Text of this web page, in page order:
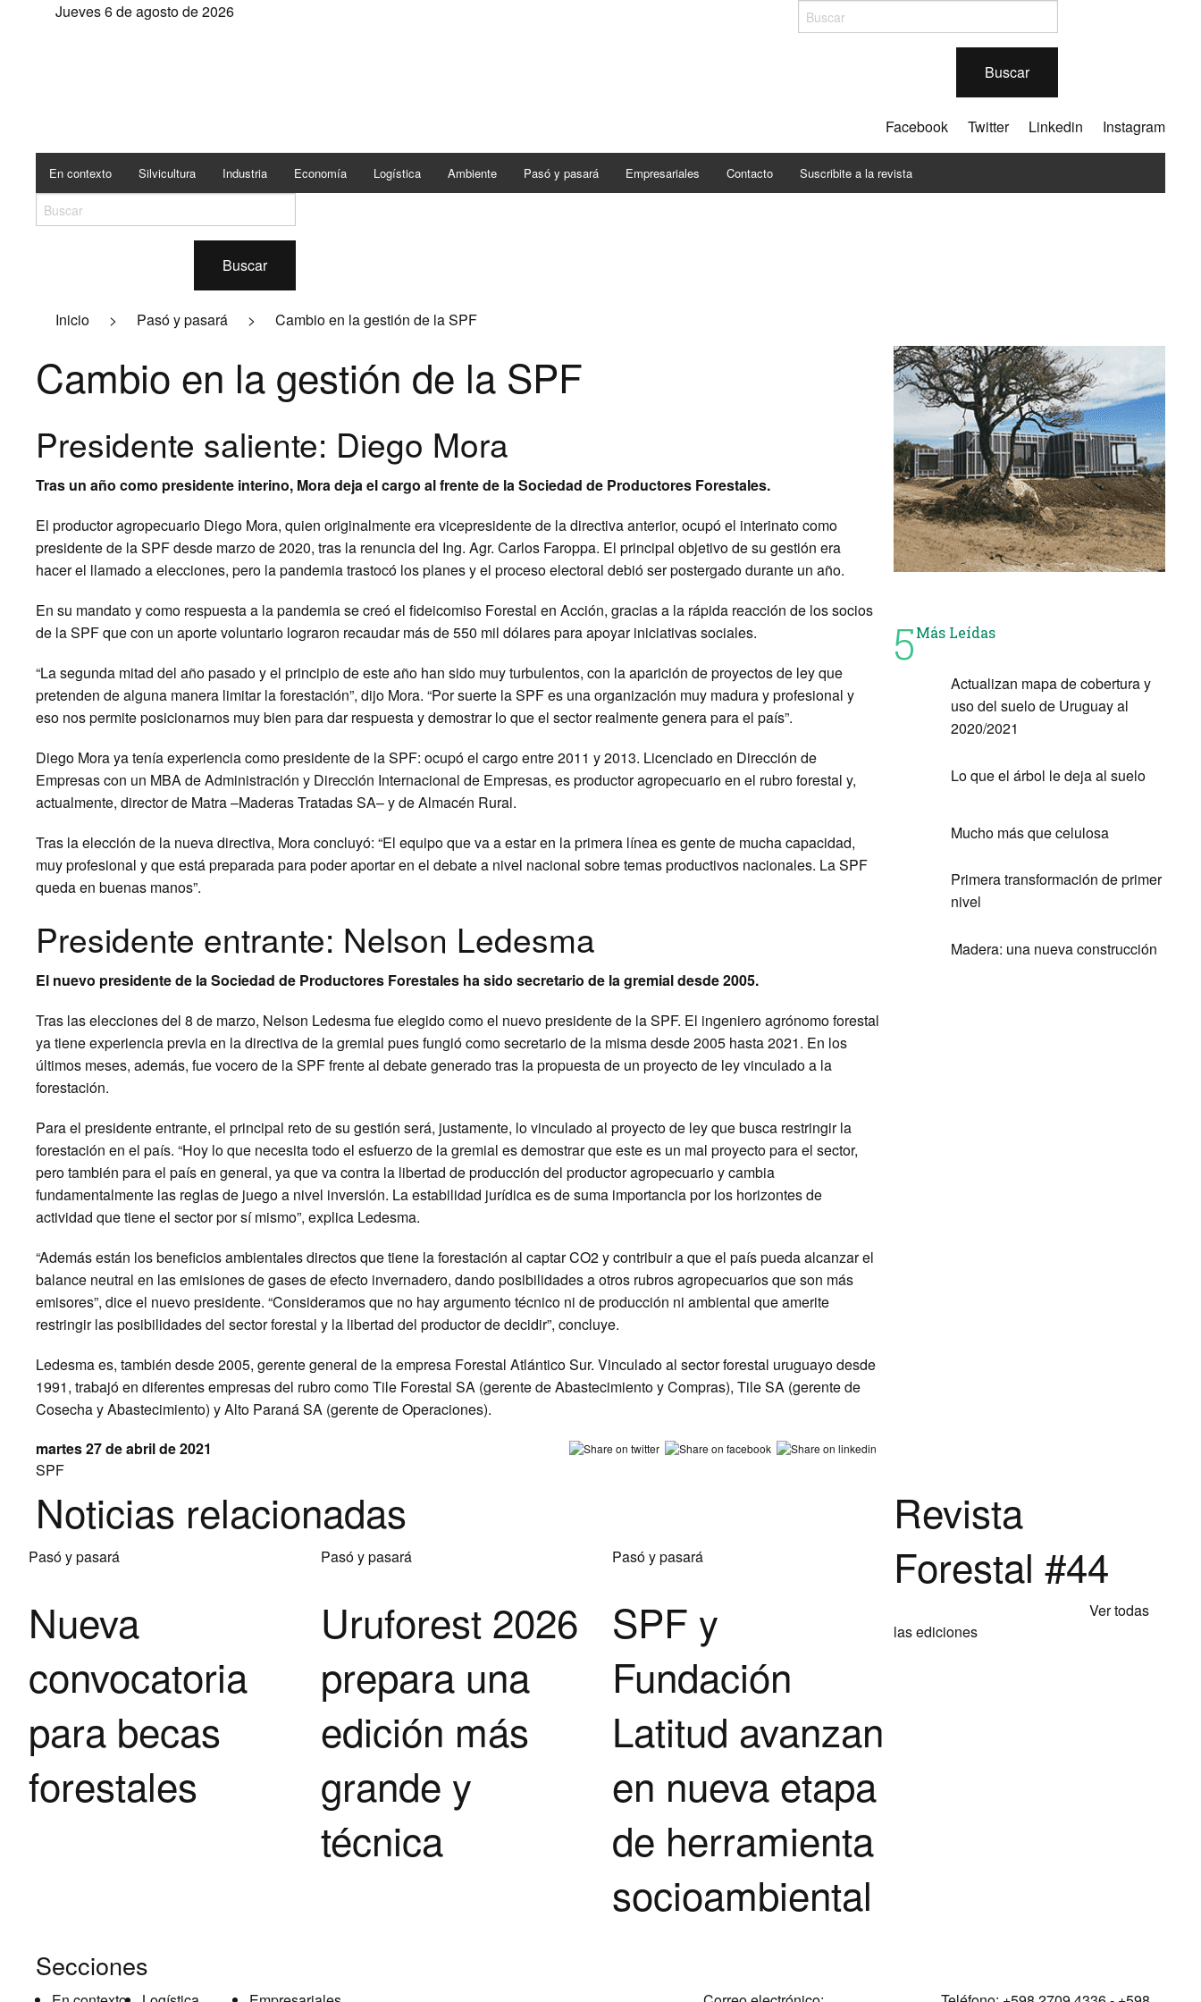
Jueves 6 de agosto de 2026
Buscar
Facebook Twitter Linkedin Instagram
En contexto Silvicultura Industria Economía Logística Ambiente Pasó y pasará Empresariales Contacto Suscribite a la revista
Buscar
Inicio > Pasó y pasará > Cambio en la gestión de la SPF
Cambio en la gestión de la SPF
Presidente saliente: Diego Mora
Tras un año como presidente interino, Mora deja el cargo al frente de la Sociedad de Productores Forestales.
El productor agropecuario Diego Mora, quien originalmente era vicepresidente de la directiva anterior, ocupó el interinato como
presidente de la SPF desde marzo de 2020, tras la renuncia del Ing. Agr. Carlos Faroppa. El principal objetivo de su gestión era
hacer el llamado a elecciones, pero la pandemia trastocó los planes y el proceso electoral debió ser postergado durante un año.
En su mandato y como respuesta a la pandemia se creó el fideicomiso Forestal en Acción, gracias a la rápida reacción de los socios
de la SPF que con un aporte voluntario lograron recaudar más de 550 mil dólares para apoyar iniciativas sociales.
“La segunda mitad del año pasado y el principio de este año han sido muy turbulentos, con la aparición de proyectos de ley que
pretenden de alguna manera limitar la forestación”, dijo Mora. “Por suerte la SPF es una organización muy madura y profesional y
eso nos permite posicionarnos muy bien para dar respuesta y demostrar lo que el sector realmente genera para el país”.
Diego Mora ya tenía experiencia como presidente de la SPF: ocupó el cargo entre 2011 y 2013. Licenciado en Dirección de
Empresas con un MBA de Administración y Dirección Internacional de Empresas, es productor agropecuario en el rubro forestal y,
actualmente, director de Matra –Maderas Tratadas SA– y de Almacén Rural.
Tras la elección de la nueva directiva, Mora concluyó: “El equipo que va a estar en la primera línea es gente de mucha capacidad,
muy profesional y que está preparada para poder aportar en el debate a nivel nacional sobre temas productivos nacionales. La SPF
queda en buenas manos”.
Presidente entrante: Nelson Ledesma
El nuevo presidente de la Sociedad de Productores Forestales ha sido secretario de la gremial desde 2005.
Tras las elecciones del 8 de marzo, Nelson Ledesma fue elegido como el nuevo presidente de la SPF. El ingeniero agrónomo forestal
ya tiene experiencia previa en la directiva de la gremial pues fungió como secretario de la misma desde 2005 hasta 2021. En los
últimos meses, además, fue vocero de la SPF frente al debate generado tras la propuesta de un proyecto de ley vinculado a la
forestación.
Para el presidente entrante, el principal reto de su gestión será, justamente, lo vinculado al proyecto de ley que busca restringir la
forestación en el país. “Hoy lo que necesita todo el esfuerzo de la gremial es demostrar que este es un mal proyecto para el sector,
pero también para el país en general, ya que va contra la libertad de producción del productor agropecuario y cambia
fundamentalmente las reglas de juego a nivel inversión. La estabilidad jurídica es de suma importancia por los horizontes de
actividad que tiene el sector por sí mismo”, explica Ledesma.
“Además están los beneficios ambientales directos que tiene la forestación al captar CO2 y contribuir a que el país pueda alcanzar el
balance neutral en las emisiones de gases de efecto invernadero, dando posibilidades a otros rubros agropecuarios que son más
emisores”, dice el nuevo presidente. “Consideramos que no hay argumento técnico ni de producción ni ambiental que amerite
restringir las posibilidades del sector forestal y la libertad del productor de decidir”, concluye.
Ledesma es, también desde 2005, gerente general de la empresa Forestal Atlántico Sur. Vinculado al sector forestal uruguayo desde
1991, trabajó en diferentes empresas del rubro como Tile Forestal SA (gerente de Abastecimiento y Compras), Tile SA (gerente de
Cosecha y Abastecimiento) y Alto Paraná SA (gerente de Operaciones).
martes 27 de abril de 2021
SPF
5Más Leídas
Actualizan mapa de cobertura y
uso del suelo de Uruguay al
2020/2021
Lo que el árbol le deja al suelo
Mucho más que celulosa
Primera transformación de primer
nivel
Madera: una nueva construcción
Noticias relacionadas
Pasó y pasará
Nueva
convocatoria
para becas
forestales
Pasó y pasará
Uruforest 2026
prepara una
edición más
grande y
técnica
Pasó y pasará
SPF y
Fundación
Latitud avanzan
en nueva etapa
de herramienta
socioambiental
Revista
Forestal #44
Ver todas
las ediciones
Secciones